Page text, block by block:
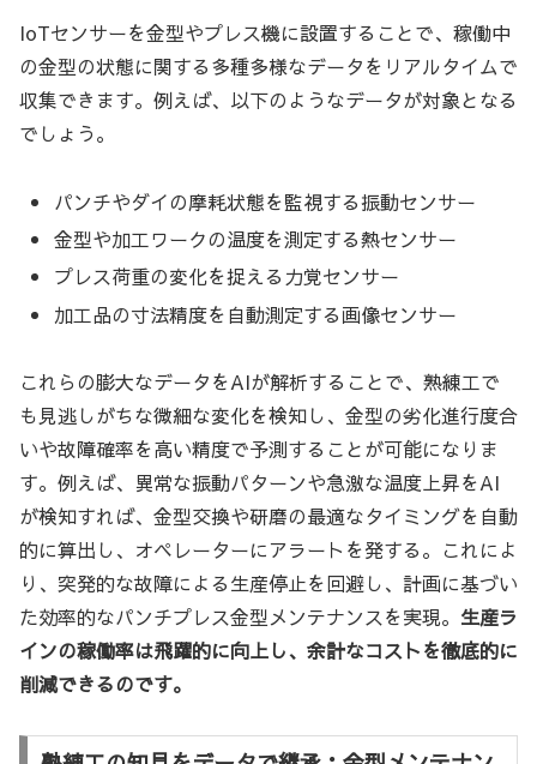
IoTセンサーを金型やプレス機に設置することで、稼働中
の金型の状態に関する多種多様なデータをリアルタイムで
収集できます。例えば、以下のようなデータが対象となる
でしょう。
パンチやダイの摩耗状態を監視する振動センサー
金型や加工ワークの温度を測定する熱センサー
プレス荷重の変化を捉える力覚センサー
加工品の寸法精度を自動測定する画像センサー
これらの膨大なデータをAIが解析することで、熟練工で
も見逃しがちな微細な変化を検知し、金型の劣化進行度合
いや故障確率を高い精度で予測することが可能になりま
す。例えば、異常な振動パターンや急激な温度上昇をAI
が検知すれば、金型交換や研磨の最適なタイミングを自動
的に算出し、オペレーターにアラートを発する。これによ
り、突発的な故障による生産停止を回避し、計画に基づい
た効率的なパンチプレス金型メンテナンスを実現。 生産ラ
インの稼働率は飛躍的に向上し、余計なコストを徹底的に
削減できるのです。